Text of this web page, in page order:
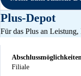
Plus-Depot
Für das Plus an
Filiale